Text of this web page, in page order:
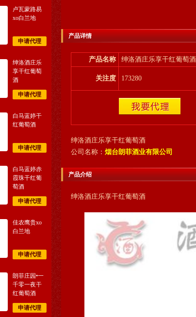
卢瓦蒙路易
xo白兰地
申请代理
绅洛酒庄乐
享干红葡萄
酒
申请代理
白马蓝婷干
红葡萄酒
申请代理
白马蓝婷赤
霞珠干红葡
萄酒
申请代理
佳农鹰贵xo
白兰地
申请代理
朗菲庄园•一
千零一夜干
红葡萄酒
申请代理
产品详情
产品名称 绅洛酒庄乐享干红葡萄酒
关注度 173280
绅洛酒庄乐享干红葡萄酒
公司名称： 烟台朗菲酒业有限公司
产品介绍
绅洛酒庄乐享干红葡萄酒